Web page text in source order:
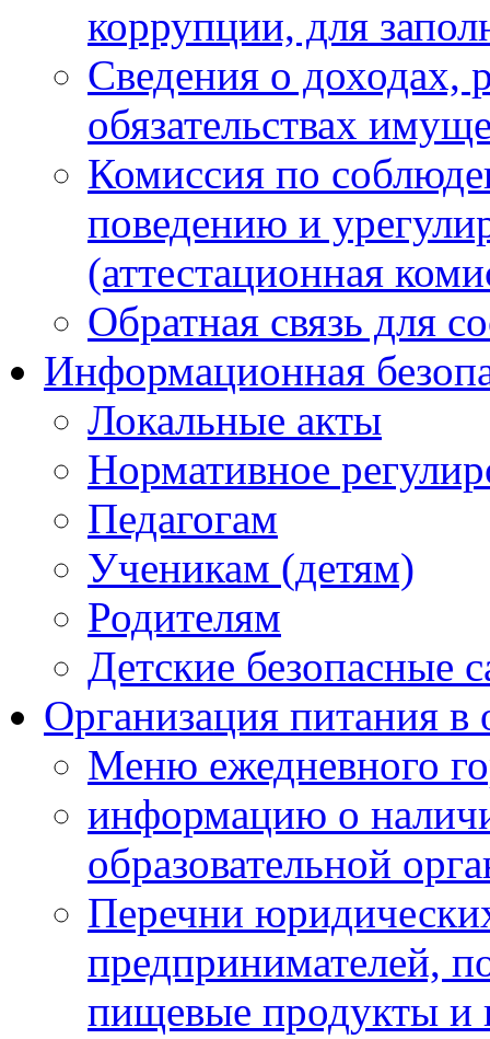
коррупции, для
Сведения о доходах,
обязательствах
Комиссия по
поведению и
(аттестационная
Обратная связь для
Информационная
Локальные акты
Нормативное
Педагогам
Ученикам (детям)
Родителям
Детские безопасные
Организация питания в
Меню ежедневного
информацию о
образовательной
Перечни
предпринимателей,
пищевые продукты и